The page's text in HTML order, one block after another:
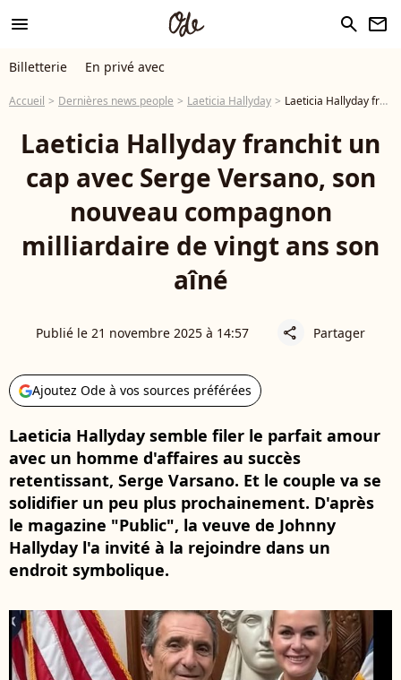
menu search newsletter
Billetterie En privé avec
Accueil Dernières news people Laeticia Hallyday Laeticia Hallyday franchit un cap avec Serge Versano, son nouveau compagnon milliardaire de vingt ans son aîné
Laeticia Hallyday franchit un
cap avec Serge Versano, son
nouveau compagnon
milliardaire de vingt ans son
aîné
Publié le 21 novembre 2025 à 14:57 share Partager
Ajoutez Ode à vos sources préférées
Laeticia Hallyday semble filer le parfait amour
avec un homme d'affaires au succès
retentissant, Serge Varsano. Et le couple va se
solidifier un peu plus prochainement. D'après
le magazine "Public", la veuve de Johnny
Hallyday l'a invité à la rejoindre dans un
endroit symbolique.